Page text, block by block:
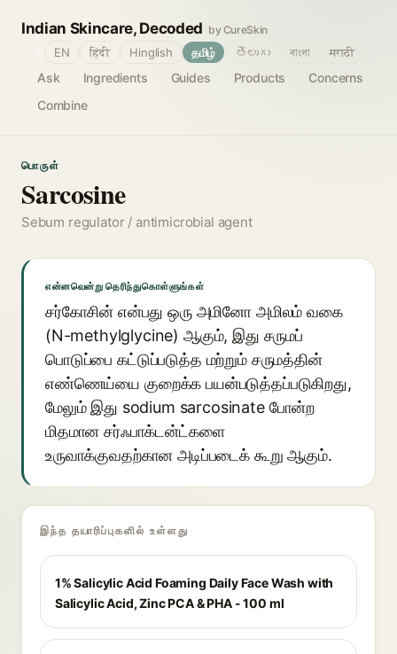
Indian Skincare, Decoded by CureSkin
Ask Ingredients Guides Products
Concerns
Combine
EN हिंदी Hinglish தமிழ் తెలుగు বাংলা मराठी
பொருள்
Sarcosine
Sebum regulator / antimicrobial agent
என்னவென்று தெரிந்துகொள்ளுங்கள்
சர்கோசின் என்பது ஒரு அமினோ அமிலம் வகை
(N-methylglycine) ஆகும், இது சருமப்
பொடுப்பை கட்டுப்படுத்த மற்றும் சருமத்தின்
எண்ணெய்யை குறைக்க பயன்படுத்தப்படுகிறது,
மேலும் இது sodium sarcosinate போன்ற
மிதமான சர்ஃபாக்டன்ட்களை
உருவாக்குவதற்கான அடிப்படைக் கூறு ஆகும்.
இந்த தயாரிப்புகளில் உள்ளது
1% Salicylic Acid Foaming Daily Face Wash with
Salicylic Acid, Zinc PCA & PHA - 100 ml